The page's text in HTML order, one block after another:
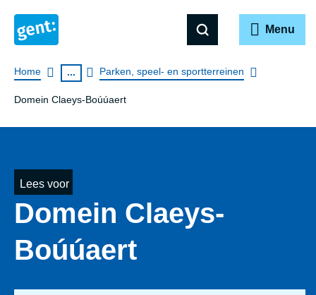
Menu
Breadcrumb
Home ... Parken, speel- en sportterreinen
Domein Claeys-Boúúaert
Lees voor
Domein Claeys-
Boúúaert